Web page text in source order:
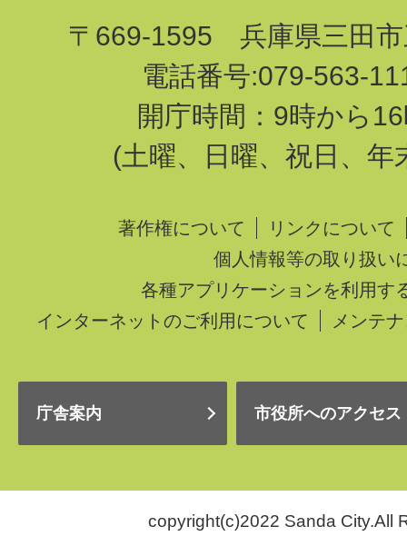
〒669-1595 兵庫県三田市
電話番号:079-563-
開庁時間：9時から
(土曜、日曜、祝日、年
著作権について
リンクについて
個人情報等の取り扱い
各種アプリケーションを利用す
インターネットのご利用について
メンテ
庁舎案内 市役所へのアクセス
copyright(c)2022 Sanda City.All